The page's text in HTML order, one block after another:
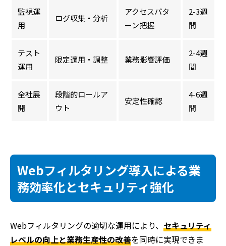
監視運
用
ログ収集・分析
アクセスパタ
ーン把握
2-3週
間
テスト
運用
限定適用・調整 業務影響評価
2-4週
間
全社展
開
段階的ロールア
ウト
安定性確認
4-6週
間
Webフィルタリング導入による業
務効率化とセキュリティ強化
Webフィルタリングの適切な運用により、 セキュリティ
レベルの向上と業務生産性の改善を同時に実現できま